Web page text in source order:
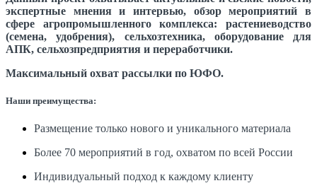
экспертные мнения и интервью, обзор мероприятий в
сфере агропромышленного комплекса: растениеводство
(семена, удобрения), сельхозтехника, оборудование для
АПК, сельхозпредприятия и переработчики.
Максимальный охват рассылки по ЮФО.
Наши преимущества:
Размещение только нового и уникального материала
Более 70 мероприятий в год, охватом по всей России
Индивидуальный подход к каждому клиенту